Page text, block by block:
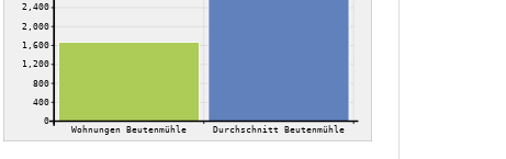
0
400
800
1,200
1,600
2,000
2,400
Wohnungen Beutenmühle Durchschnitt Beutenmühle